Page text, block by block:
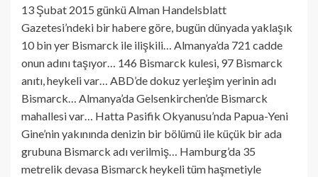
13 Şubat 2015 günkü Alman Handelsblatt
Gazetesi’ndeki bir habere göre, bugün dünyada yaklaşık
10 bin yer Bismarck ile ilişkili… Almanya’da 721 cadde
onun adını taşıyor… 146 Bismarck kulesi, 97 Bismarck
anıtı, heykeli var… ABD’de dokuz yerleşim yerinin adı
Bismarck… Almanya’da Gelsenkirchen’de Bismarck
mahallesi var… Hatta Pasifik Okyanusu’nda Papua-Yeni
Gine’nin yakınında denizin bir bölümü ile küçük bir ada
grubuna Bismarck adı verilmiş… Hamburg’da 35
metrelik devasa Bismarck heykeli tüm haşmetiyle